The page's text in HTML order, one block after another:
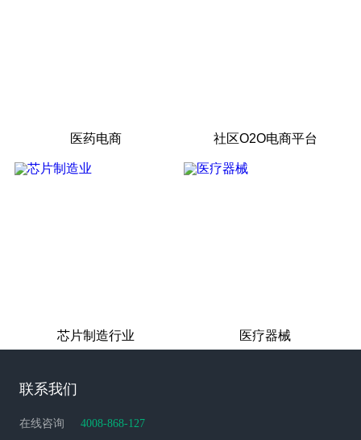
医药电商 社区O2O电商平台
芯片制造行业 医疗器械
联系我们
在线咨询 4008-868-127